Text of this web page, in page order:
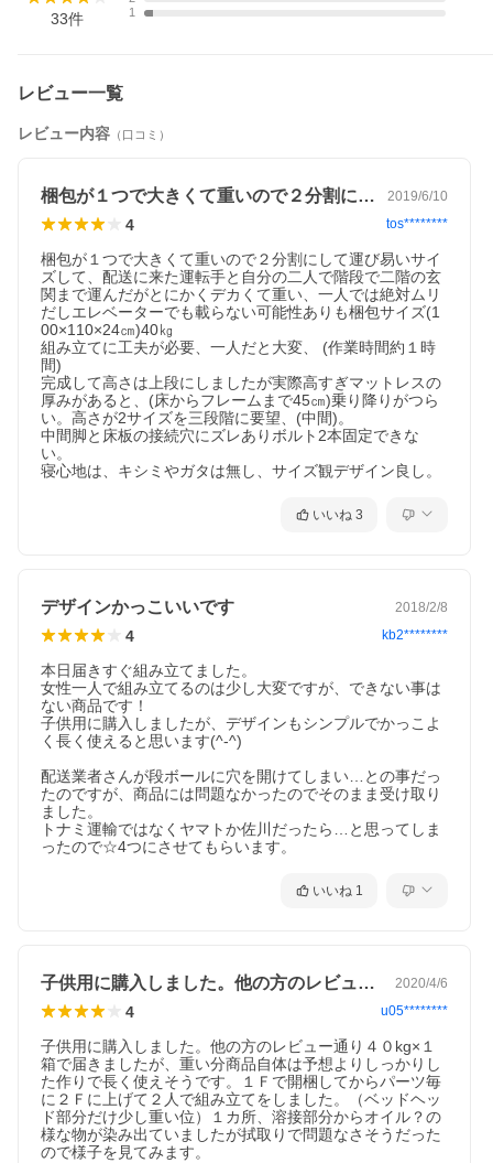
33件
1
レビュー一覧
レビュー内容 （口コミ）
梱包が１つで大きくて重いので２分割にし… 2019/6/10
4 tos********
梱包が１つで大きくて重いので２分割にして運び易いサイ
ズして、配送に来た運転手と自分の二人で階段で二階の玄
関まで運んだがとにかくデカくて重い、一人では絶対ムリ
だしエレベーターでも載らない可能性ありも梱包サイズ(1
00×110×24㎝)40㎏
組み立てに工夫が必要、一人だと大変、 (作業時間約１時
間)
完成して高さは上段にしましたが実際高すぎマットレスの
厚みがあると、(床からフレームまで45㎝)乗り降りがつら
い。高さが2サイズを三段階に要望、(中間)。
中間脚と床板の接続穴にズレありボルト2本固定できな
い。
寝心地は、キシミやガタは無し、サイズ観デザイン良し。
いいね 3
デザインかっこいいです 2018/2/8
4 kb2********
本日届きすぐ組み立てました。
女性一人で組み立てるのは少し大変ですが、できない事は
ない商品です！
子供用に購入しましたが、デザインもシンプルでかっこよ
く長く使えると思います(^-^)
配送業者さんが段ボールに穴を開けてしまい…との事だっ
たのですが、商品には問題なかったのでそのまま受け取り
ました。
トナミ運輸ではなくヤマトか佐川だったら…と思ってしま
ったので☆4つにさせてもらいます。
いいね 1
子供用に購入しました。他の方のレビュー… 2020/4/6
4 u05********
子供用に購入しました。他の方のレビュー通り４０kg×１
箱で届きましたが、重い分商品自体は予想よりしっかりし
た作りで長く使えそうです。１Ｆで開梱してからパーツ毎
に２Ｆに上げて２人で組み立てをしました。（ベッドヘッ
ド部分だけ少し重い位）１カ所、溶接部分からオイル？の
様な物が染み出ていましたが拭取りで問題なさそうだった
ので様子を見てみます。